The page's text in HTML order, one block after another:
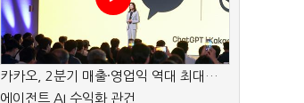
카카오, 2분기 매출·영업익 역대 최대…
에이전트 AI 수익화 관건